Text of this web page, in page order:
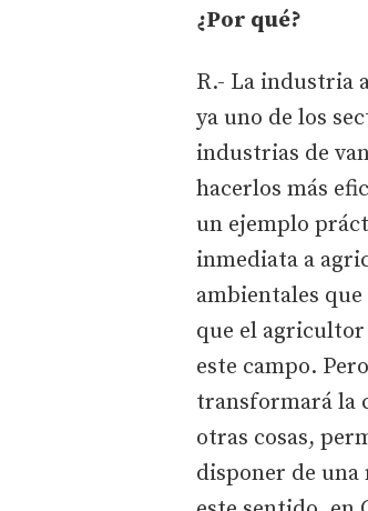
¿Por qué?
R.- La industria
ya uno de los
industrias de
hacerlos más
un ejemplo
inmediata a
ambientales
que el
este campo.
transformará la
otras cosas,
disponer de una